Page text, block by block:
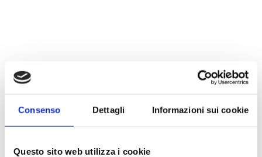
Consenso Dettagli Informazioni sui cookie
Questo sito web utilizza i cookie